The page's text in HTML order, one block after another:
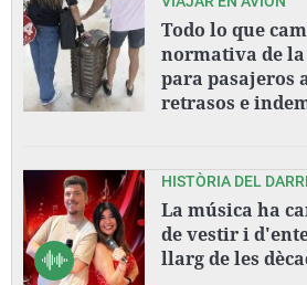
Todo lo que
normativa de
para pasajeros
retrasos e
HISTÒRIA DEL
La música ha
de vestir i
llarg de les